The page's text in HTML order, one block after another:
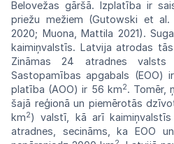
Belovežas gāršā. Izplatība ir
priežu mežiem (Gutowski et al.
2020; Muona,Mattila 2021).
kaimiņvalstīs. Latvija atrodas tās
Zināmas 24 atradnesvalsts
Sastopamībasapgabals (EOO)
platība (AOO)ir 56 km2. Tomēr,
šajā reģionā un piemērotās
km2)valstī, kā arī
atradnes,
secināms, ka EOO un